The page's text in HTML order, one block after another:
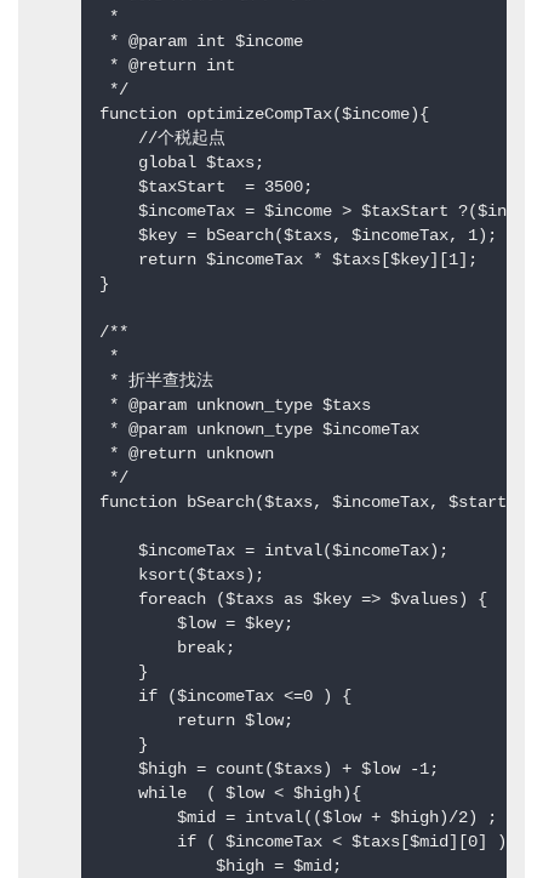
*
* @param int $income
* @return int
*/
function optimizeCompTax($income){
//个税起点
global $taxs;
$taxStart  = 3500;
$incomeTax = $income > $taxStart
$key = bSearch($taxs, $incomeTax, 1);
return $incomeTax * $taxs[$key][1];
}
/**
*
* 折半查找法
* @param unknown_type $taxs
* @param unknown_type $incomeTax
* @return unknown
*/
function bSearch($taxs, $incomeTax, $start
$incomeTax = intval($incomeTax);
ksort($taxs);
foreach ($taxs as $key => $values) {
$low = $key;
break;
}
if ($incomeTax <=0 ) {
return $low;
}
$high = count($taxs) + $low -1;
while  ( $low < $high){
$mid = intval(($low + $high)/2) ;
if ( $incomeTax < $taxs[$mid][0] ) {//
$high = $mid;